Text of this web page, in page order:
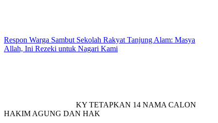
Respon Warga Sambut Sekolah Rakyat Tanjung Alam: Masya
Allah, Ini Rezeki untuk Nagari Kami
KY TETAPKAN 14 NAMA CALON
HAKIM AGUNG DAN HAK